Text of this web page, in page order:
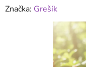
Značka: Grešík